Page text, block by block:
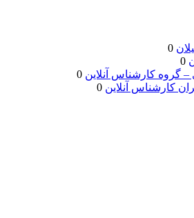
گروه کارشناس آنلاین
کارشناس آنلاین